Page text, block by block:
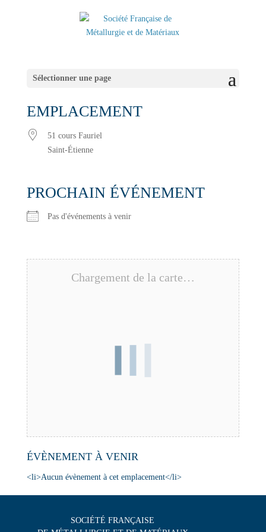
Sélectionner une page
EMPLACEMENT
51 cours Fauriel
Saint-Étienne
PROCHAIN ÉVÉNEMENT
Pas d'événements à venir
Chargement de la carte…
ÉVÈNEMENT À VENIR
<li>Aucun évènement à cet emplacement</li>
SOCIÉTÉ FRANÇAISE